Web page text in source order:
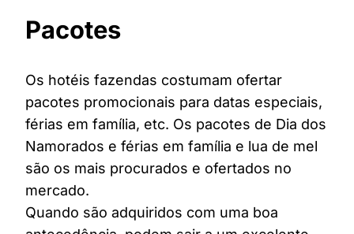
Pacotes
Os hotéis fazendas costumam ofertar
pacotes promocionais para datas especiais,
férias em família, etc. Os pacotes de Dia dos
Namorados e férias em família e lua de mel
são os mais procurados e ofertados no
mercado.
Quando são adquiridos com uma boa